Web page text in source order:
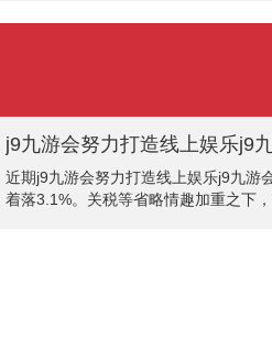
j9九游会努力打造线上娱乐j9
近期j9九游会努力打造线上娱乐j9九游
着落3.1%。关税等省略情趣加重之下